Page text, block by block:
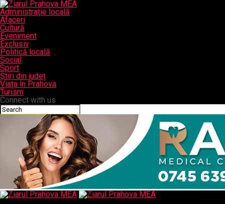
Administrație locală
Afaceri
Cultură
Eveniment
Exclusiv
Politică locală
Social
Sport
Știri din județ
Viața în Prahova
Turism
Connect with us